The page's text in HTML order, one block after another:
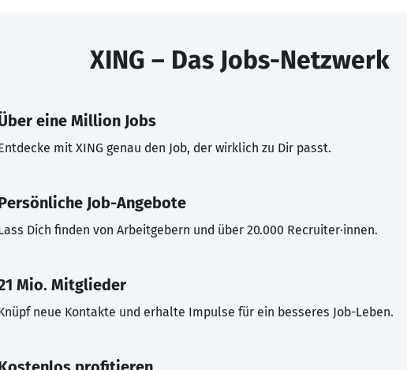
XING – Das Jobs-Netzwerk
eine Million Jobs
mit XING genau den Job, der wirklich zu Dir passt.
Job-Angebote
Dich finden von Arbeitgebern und über 20.000 Recruiter·innen.
Mio. Mitglieder
neue Kontakte und erhalte Impulse für ein besseres Job-Leben.